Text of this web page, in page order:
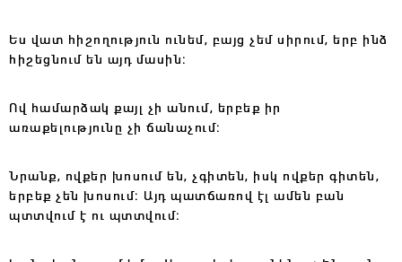
Ես վատ հիշողություն ունեմ, բայց չեմ սիրում, երբ ինձ
հիշեցնում են այդ մասին։
Ով համարձակ քայլ չի անում, երբեք իր
առաքելությունը չի ճանաչում։
Նրանք, ովքեր խոսում են, չգիտեն, իսկ ովքեր գիտեն,
երբեք չեն խոսում։ Այդ պատճառով էլ ամեն բան
պտտվում է ու պտտվում։